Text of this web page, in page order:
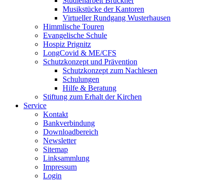
Musikstücke der Kantoren
Virtueller Rundgang Wusterhausen
Himmlische Touren
Evangelische Schule
Hospiz Prignitz
LongCovid & ME/CFS
Schutzkonzept und Prävention
Schutzkonzept zum Nachlesen
Schulungen
Hilfe & Beratung
Stiftung zum Erhalt der Kirchen
Service
Kontakt
Bankverbindung
Downloadbereich
Newsletter
Sitemap
Linksammlung
Impressum
Login